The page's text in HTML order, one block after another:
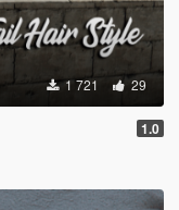
1 721 29
1.0